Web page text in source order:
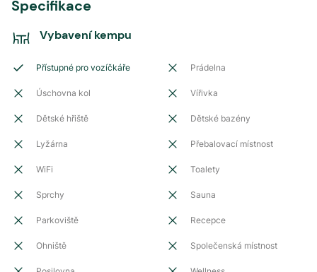
Specifikace
Vybavení kempu
Přístupné pro vozíčkáře Prádelna
Úschovna kol Vířivka
Dětské hřiště Dětské bazény
Lyžárna Přebalovací místnost
WiFi Toalety
Sprchy Sauna
Parkoviště Recepce
Ohniště Společenská místnost